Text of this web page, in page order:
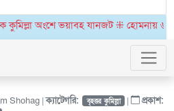
অংশে ভয়াবহ যানজট ⁜ হোমনায় ৬ মাসেও
Shohag |ক্যাটেগরি: বৃহত্তর কুমিল্লা | প্রকাশ: